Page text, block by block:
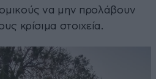
να μην προλάβουν
κρίσιμα στοιχεία.